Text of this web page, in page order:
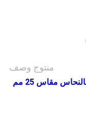
منتوج وصف
أقواس مائلة بمنشور صغير أصفر مطلي بالنحاس مقاس 25 مم